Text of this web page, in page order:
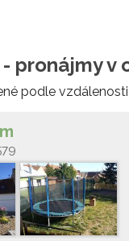
pronájmy v
podle